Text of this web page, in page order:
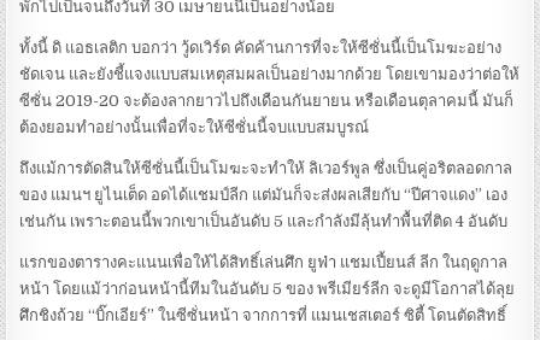
พักไปเป็นจนถึงวันที่ 30 เมษายนนี้เป็นอย่างน้อย
ทั้งนี้ ดิ แอธเลติก บอกว่า วู้ดเวิร์ด คัดค้านการที่จะให้ซีซั่นนี้เป็นโมฆะอย่าง
ชัดเจน และยังชี้แจงแบบสมเหตุสมผลเป็นอย่างมากด้วย โดยเขามองว่าต่อให้
ซีซั่น 2019-20 จะต้องลากยาวไปถึงเดือนกันยายน หรือเดือนตุลาคมนี้ มันก็
ต้องยอมทำอย่างนั้นเพื่อที่จะให้ซีซั่นนี้จบแบบสมบูรณ์
ถึงแม้การตัดสินให้ซีซั่นนี้เป็นโมฆะจะทำให้ ลิเวอร์พูล ซึ่งเป็นคู่อริตลอดกาล
ของ แมนฯ ยูไนเต็ด อดได้แชมป์ลีก แต่มันก็จะส่งผลเสียกับ “ปีศาจแดง” เอง
เช่นกัน เพราะตอนนี้พวกเขาเป็นอันดับ 5 และกำลังมีลุ้นทำพื้นที่ติด 4 อันดับ
แรกของตารางคะแนนเพื่อให้ได้สิทธิ์เล่นศึก ยูฟ่า แชมเปี้ยนส์ ลีก ในฤดูกาล
หน้า โดยแม้ว่าก่อนหน้านี้ทีมในอันดับ 5 ของ พรีเมียร์ลีก จะดูมีโอกาสได้ลุย
ศึกชิงถ้วย “บิ๊กเอียร์” ในซีซั่นหน้า จากการที่ แมนเชสเตอร์ ซิตี้ โดนตัดสิทธิ์